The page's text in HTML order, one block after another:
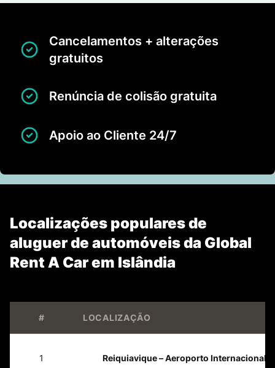
Cancelamentos + alterações
gratuitos
Renúncia de colisão gratuita
Apoio ao Cliente 24/7
Localizações populares de
aluguer de automóveis da Global
Rent A Car em Islândia
# LOCALIZAÇÃO
1 Reiquiavique – Aeroporto Internacional